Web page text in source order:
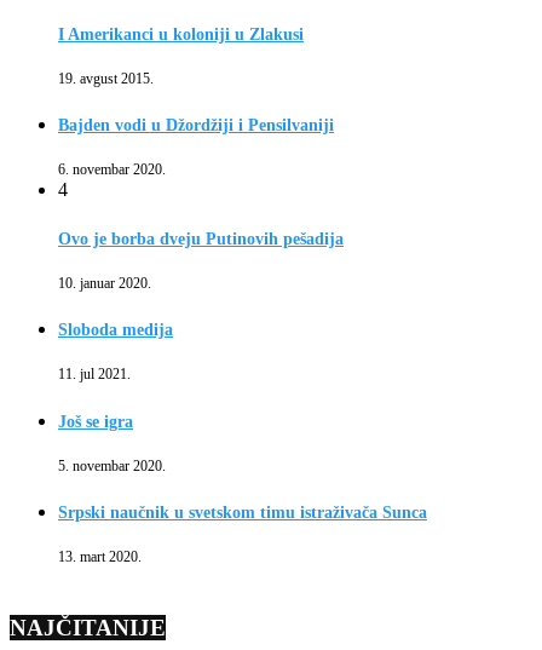
I Amerikanci u koloniji u Zlakusi
19. avgust 2015.
Bajden vodi u Džordžiji i Pensilvaniji
6. novembar 2020.
4
Ovo je borba dveju Putinovih pešadija
10. januar 2020.
Sloboda medija
11. jul 2021.
Još se igra
5. novembar 2020.
Srpski naučnik u svetskom timu istraživača Sunca
13. mart 2020.
NAJČITANIJE